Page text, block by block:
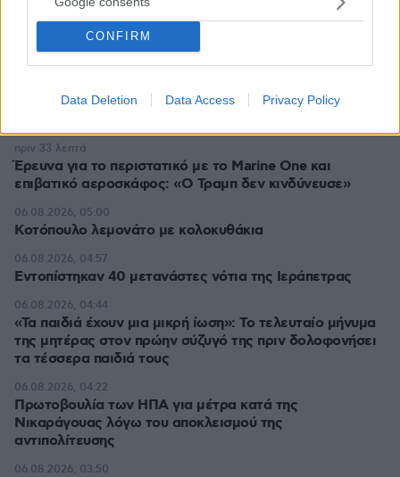
CONFIRM
Data Deletion Data Access Privacy Policy
Το μενού της ημέρας – Τι τρώμε σήμερα Πέμπτη
(6/8/2026)
πριν 3 λεπτά
Δύο εκρήξεις κοντά σε δεξαμενόπλοιο στα Στενά του
Έρευνα για το περιστατικό με το Marine One και
επιβατικό αεροσκάφος: «Ο Τραμπ δεν κινδύνευσε»
πριν 33 λεπτά
Κοτόπουλο λεμονάτο με κολοκυθάκια
06.08.2026, 05:00
Εντοπίστηκαν 40 μετανάστες νότια της Ιεράπετρας
06.08.2026, 04:57
«Τα παιδιά έχουν μια μικρή ίωση»: Το τελευταίο μήνυμα
της μητέρας στον πρώην σύζυγό της πριν δολοφονήσει
τα τέσσερα παιδιά τους
06.08.2026, 04:44
Πρωτοβουλία των ΗΠΑ για μέτρα κατά της
Νικαράγουας λόγω του αποκλεισμού της
αντιπολίτευσης
06.08.2026, 04:22
06.08.2026, 03:50